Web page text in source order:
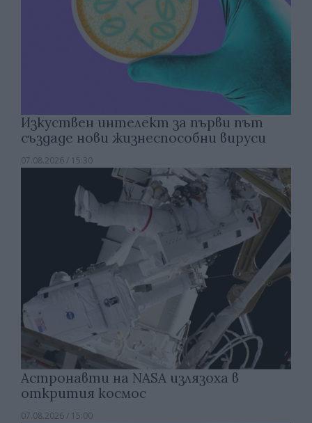
Изкуствен интелект за първи път
създаде нови жизнеспособни вируси
07.08.2026 / 15:30
Астронавти на NASA излязоха в
открития космос
07.08.2026 / 15:00